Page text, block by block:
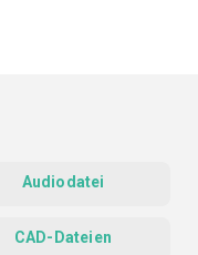
Audiodatei
CAD-Dateien